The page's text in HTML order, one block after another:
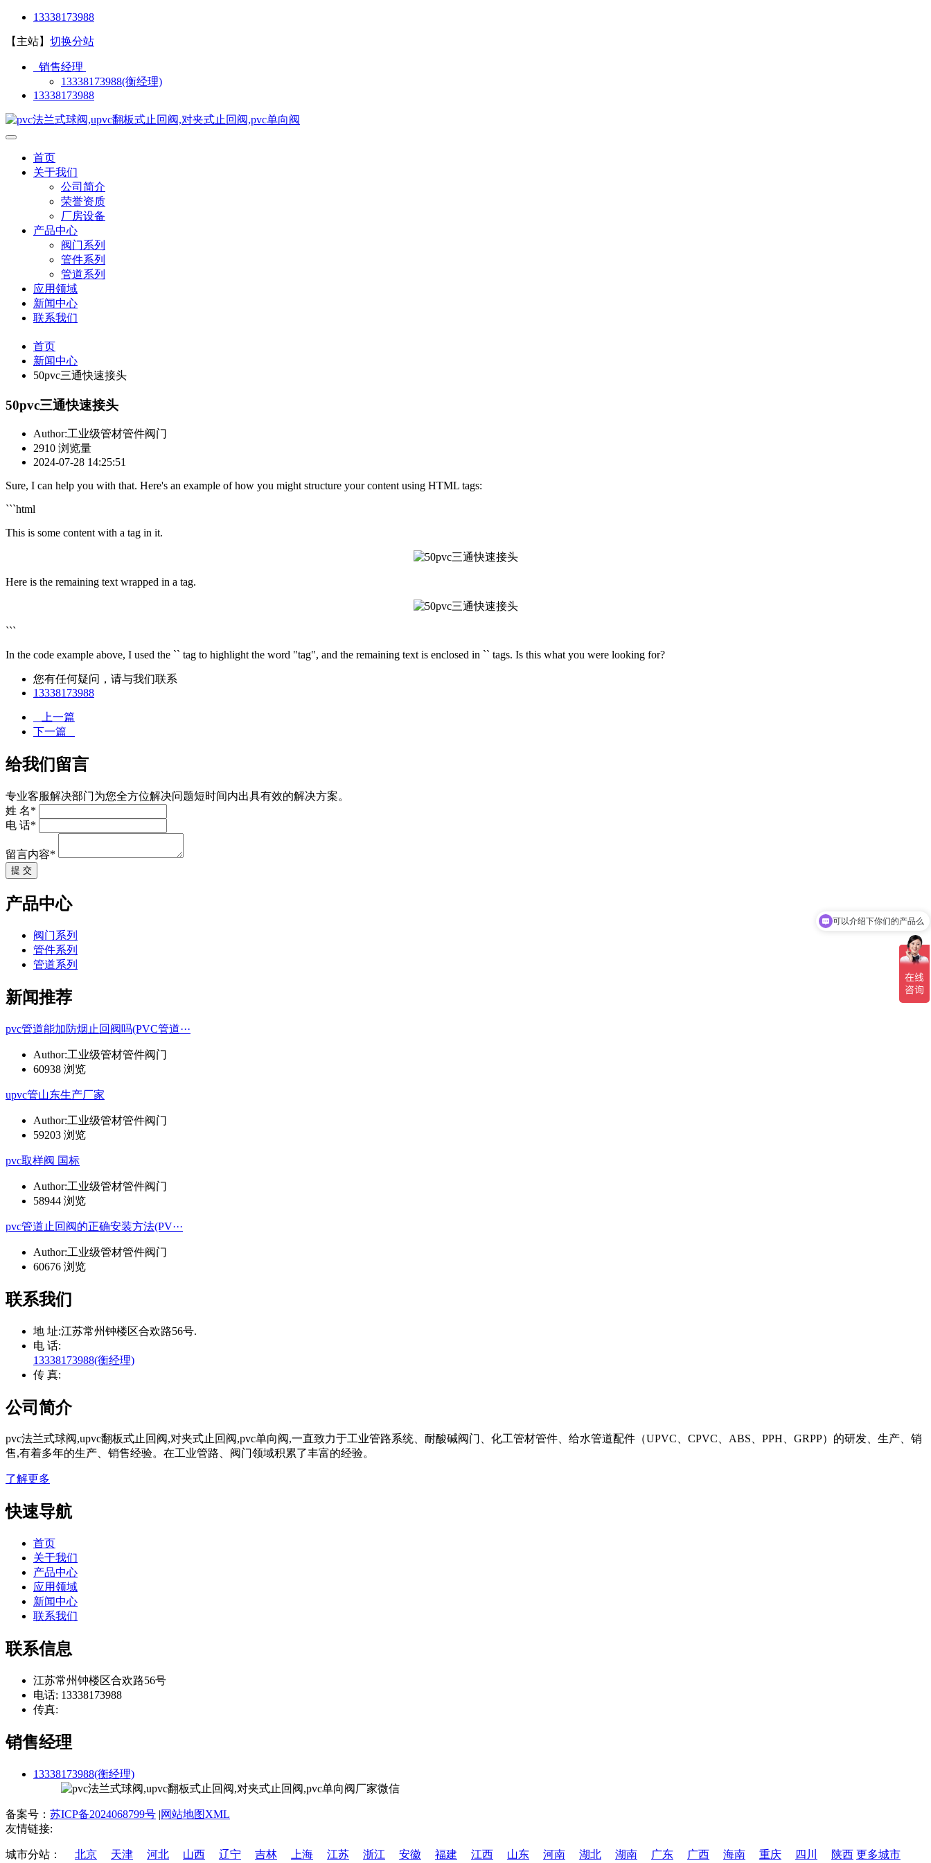
13338173988
【主站】 切换分站
销售经理
13338173988(衡经理)
13338173988
首页
关于我们
公司简介
荣誉资质
厂房设备
产品中心
阀门系列
管件系列
管道系列
应用领域
新闻中心
联系我们
首页
新闻中心
50pvc三通快速接头
50pvc三通快速接头
Author:工业级管材管件阀门
2910 浏览量
2024-07-28 14:25:51
Sure, I can help you with that. Here's an example of how you might structure your content using HTML tags:
```html
This is some content with a tag in it.
Here is the remaining text wrapped in a tag.
```
In the code example above, I used the `` tag to highlight the word "tag", and the remaining text is enclosed in `` tags. Is this what you were looking for?
您有任何疑问，请与我们联系
13338173988
上一篇
下一篇
给我们留言
专业客服解决部门为您全方位解决问题短时间内出具有效的解决方案。
姓 名*
电 话*
留言内容*
提 交
产品中心
阀门系列
管件系列
管道系列
新闻推荐
pvc管道能加防烟止回阀吗(PVC管道···
Author:工业级管材管件阀门
60938 浏览
upvc管山东生产厂家
Author:工业级管材管件阀门
59203 浏览
pvc取样阀 国标
Author:工业级管材管件阀门
58944 浏览
pvc管道止回阀的正确安装方法(PV···
Author:工业级管材管件阀门
60676 浏览
联系我们
地 址:江苏常州钟楼区合欢路56号.
电 话:
13338173988(衡经理)
传 真:
公司简介
pvc法兰式球阀,upvc翻板式止回阀,对夹式止回阀,pvc单向阀,一直致力于工业管路系统、耐酸碱阀门、化工管材管件、给水管道配件（UPVC、CPVC、ABS、PPH、GRPP）的研发、生产、销
售,有着多年的生产、销售经验。在工业管路、阀门领域积累了丰富的经验。
了解更多
快速导航
首页
关于我们
产品中心
应用领域
新闻中心
联系我们
联系信息
江苏常州钟楼区合欢路56号
电话: 13338173988
传真:
销售经理
13338173988(衡经理)
备案号： 苏ICP备2024068799号 |网站地图XML
友情链接:
城市分站： 北京 天津 河北 山西 辽宁 吉林 上海 江苏 浙江 安徽 福建 江西 山东 河南 湖北 湖南 广东 广西 海南 重庆 四川 陕西 更多城市
可以介绍下你们的产品么